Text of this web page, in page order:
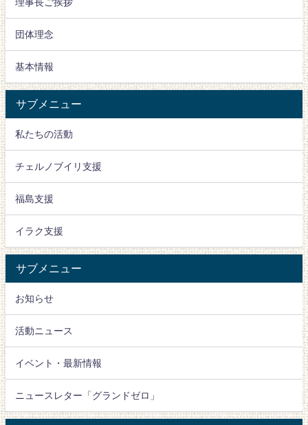
団体理念
基本情報
サブメニュー
私たちの活動
チェルノブイリ支援
福島支援
イラク支援
サブメニュー
お知らせ
活動ニュース
イベント・最新情報
ニュースレター「グランドゼロ」